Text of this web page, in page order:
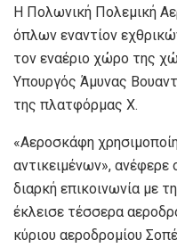
Η Πολωνική Πολεμική
όπλων εναντίον
τον εναέριο χώρο της
Υπουργός Άμυνας
της πλατφόρμας X.
«Αεροσκάφη
αντικειμένων»,
διαρκή επικοινωνία με
έκλεισε τέσσερα
κύριου αεροδρομίου